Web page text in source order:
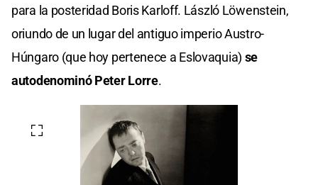
para la posteridad Boris Karloff. László Löwenstein,
oriundo de un lugar del antiguo imperio Austro-
Húngaro (que hoy pertenece a Eslovaquia) se
autodenominó Peter Lorre.